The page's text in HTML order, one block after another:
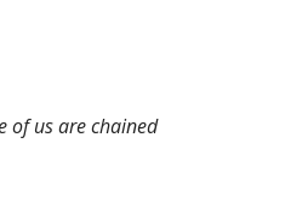
of us are chained